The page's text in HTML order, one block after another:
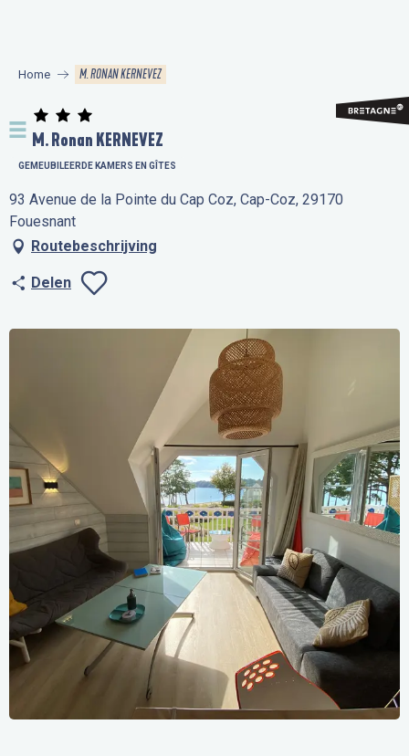
principal
Home M. RONAN KERNEVEZ
M. Ronan KERNEVEZ
GEMEUBILEERDE KAMERS EN GÎTES
93 Avenue de la Pointe du Cap Coz, Cap-Coz, 29170
Fouesnant
Routebeschrijving
Delen